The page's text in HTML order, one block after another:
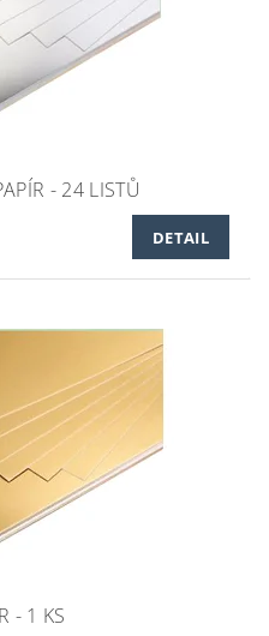
- 24 LISTŮ
DETAIL
- 1 KS